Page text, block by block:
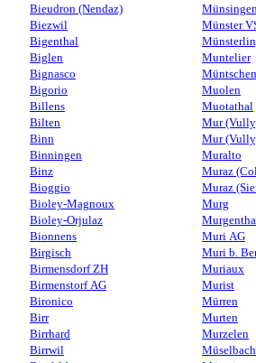
Bieudron (Nendaz)
Biezwil
Bigenthal
Biglen
Bignasco
Bigorio
Billens
Bilten
Binn
Binningen
Binz
Bioggio
Bioley-Magnoux
Bioley-Orjulaz
Bionnens
Birgisch
Birmensdorf ZH
Birmenstorf AG
Bironico
Birr
Birrhard
Birrwil
Münsingen
Münster
Muntelier
Muolen
Muotathal
Mur
Mur
Muralto
Muraz
Muraz
Murg
Muri AG
Muri b.
Muriaux
Murist
Mürren
Murten
Murzelen
Müselbach